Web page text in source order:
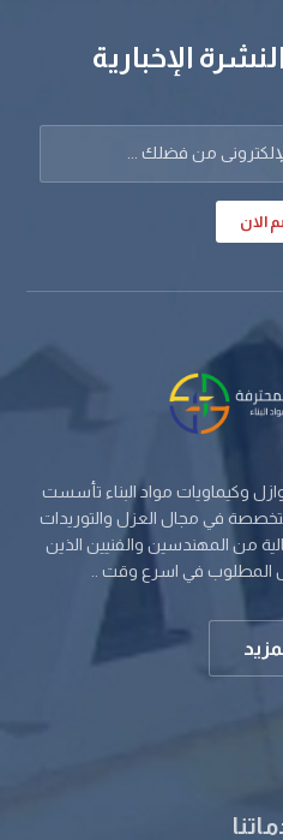
النشرة الإخبارية
الان
وكيماويات مواد البناء تأسست
شركة متخصصة في مجال العزل والتوريدات
من المهندسين والفنيين الذين
المطلوب في اسرع وقت ..